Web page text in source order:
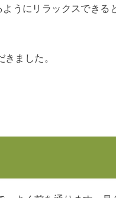
うにリラックスできる
ました。